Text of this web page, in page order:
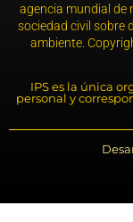
agencia mundial de
sociedad civil sobre
ambiente.
IPS es la única
personal y